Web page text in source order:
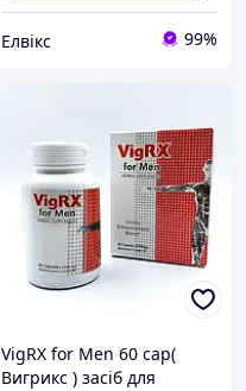
Елвікс 99%
VigRX for Men 60 cap(
Вигрикс ) засіб для